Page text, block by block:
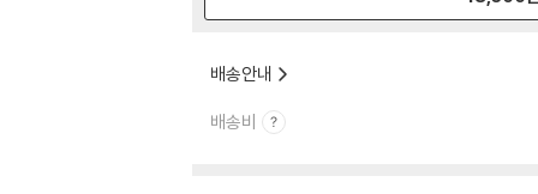
배송안내
배송비